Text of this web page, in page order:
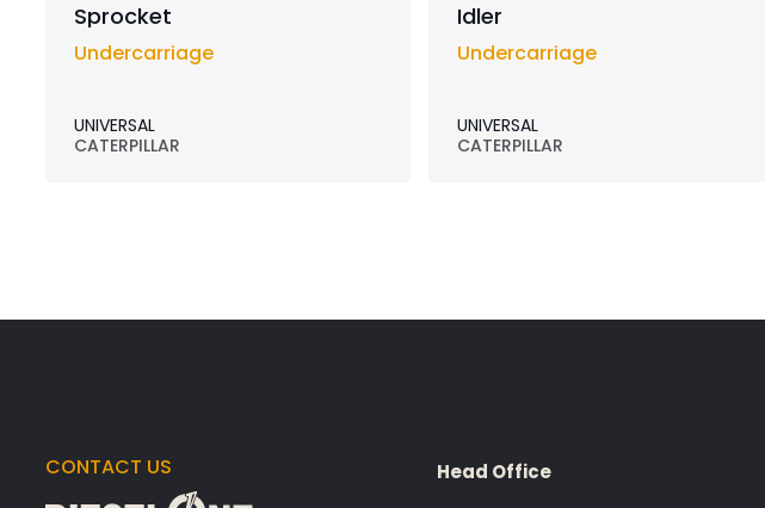
Sprocket
Undercarriage
UNIVERSAL
CATERPILLAR
Idler
Undercarriage
UNIVERSAL
CATERPILLAR
CONTACT US Head Office